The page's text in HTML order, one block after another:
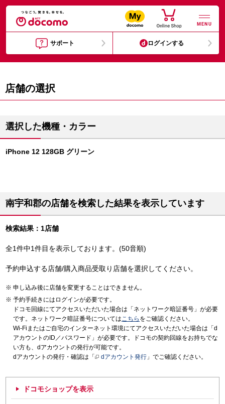
MENU
サポート ログインする
店舗の選択
選択した機種・カラー
iPhone 12 128GB グリーン
南宇和郡の店舗を検索した結果を表示しています
検索結果：1店舗
全1件中1件目を表示しております。(50音順)
予約申込する店舗/購入商品受取り店舗を選択してください。
申し込み後に店舗を変更することはできません。
予約手続きにはログインが必要です。
ドコモ回線にてアクセスいただいた場合は「ネットワーク暗証番号」が必要
です。ネットワーク暗証番号についてはこちら をご確認ください。
Wi-Fiまたはご自宅のインターネット環境にてアクセスいただいた場合は「d
アカウントのID／パスワード」が必要です。ドコモの契約回線をお持ちでな
い方も、dアカウントの発行が可能です。
dアカウントの発行・確認は「
dアカウント発行 」でご確認ください。
ドコモショップを表示